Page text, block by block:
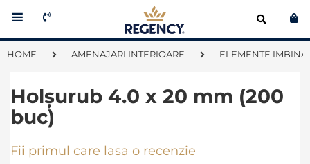
HOME AMENAJARI INTERIOARE ELEMENTE
Holșurub 4.0 x 20 mm (200
buc)
Fii primul care lasa o recenzie